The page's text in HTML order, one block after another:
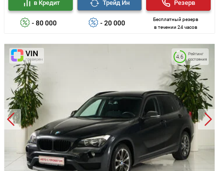
- 80 000
в Кредит
- 20 000
Трейд Ин
Бесплатный резерв
в течении 24 часов
Резерв
Рейтинг
состояния
4.6